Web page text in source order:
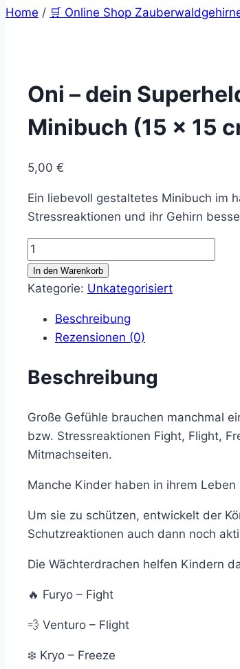
Home / 🛒 Online Shop
Oni – dein
Minibuch (15 × 15
5,00 €
Ein liebevoll gestaltetes Minibuch im
Stressreaktionen und ihr Gehirn
Oni
–
dein
Gefühle
verstehen
den
Minibuch
(15
×
cm)
Menge
In den Warenkorb
Kategorie: Unkategorisiert
Beschreibung
Rezensionen (0)
Beschreibung
Große Gefühle brauchen manchmal
bzw. Stressreaktionen Fight, Flight,
Mitmachseiten.
Manche Kinder haben in ihrem
Um sie zu schützen, entwickelt der
Schutzreaktionen auch dann noch
Die Wächterdrachen helfen Kindern
🔥 Furyo – Fight
💨 Venturo – Flight
❄️ Kryo – Freeze